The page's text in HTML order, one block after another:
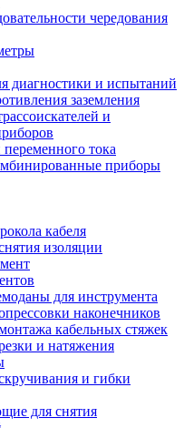
чередования
диагностики и испытаний
заземления
и
тока
приборы
кабеля
изоляции
для инструмента
наконечников
кабельных стяжек
и натяжения
и гибки
для снятия